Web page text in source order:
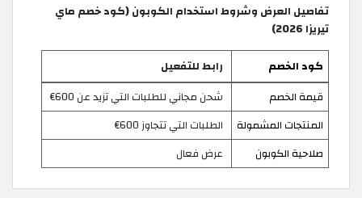
تفاصيل العرض وشروط استخدام الكوبون (كود خصم ماي
تيريزا 2026)
كود الخصم
رابط للتفعيل
قيمة الخصم
شحن مجاني للطلبات التي تزيد عن 600€
المنتجات المشمولة
الطلبات التي تتجاوز 600€
صلاحية الكوبون
عرض فعال